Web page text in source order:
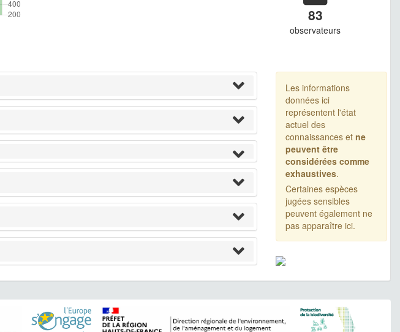
83
observateurs
Les informations
données ici
représentent l'état
actuel des
connaissances et ne
peuvent être
considérées comme
exhaustives.
Certaines espèces
jugées sensibles
peuvent également ne
pas apparaître ici.